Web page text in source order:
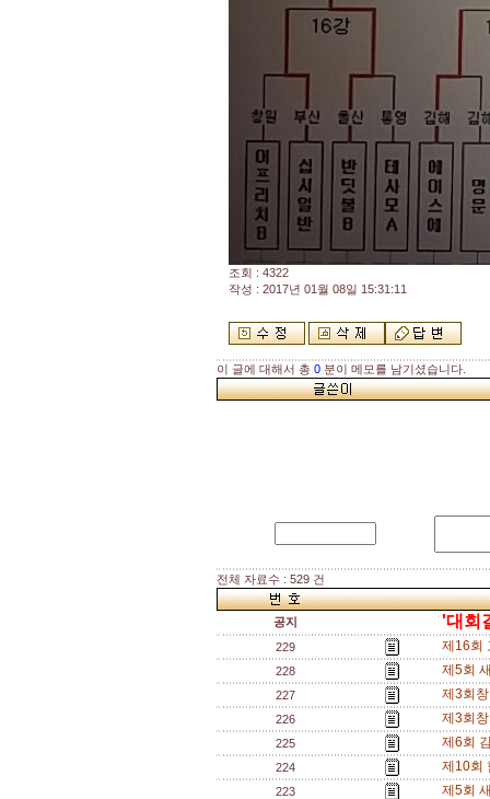
조회 : 4322
작성 : 2017년 01월 08일 15:31:11
이 글에 대해서 총 0 분이 메모를 남기셨습니다.
전체 자료수 : 529 건
공지 '대회
229 제16회
228 제5회
227 제3회
226 제3회
225 제6회
224 제10회
223 제5회